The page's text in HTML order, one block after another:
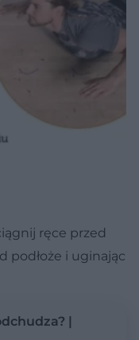
ręce przed
podłoże i uginając
|